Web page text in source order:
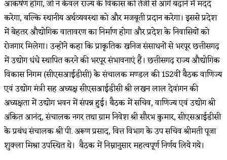
आकर्षण होगा, जो न केवल राज्य के विकास को तेजी से आगे बढ़ाने में मदद
करेगा, बल्कि स्थानीय अर्थव्यवस्था को और मजबूती प्रदान करेगा। इससे प्रदेश
में बेहतर औद्योगिक वातावरण का निर्माण होगा और प्रदेश के निवासियों को
रोजगार मिलेगा। उन्होंने कहा कि प्राकृतिक खनिज संसाधनों से भरपूर छत्तीसगढ़
में उद्योग धंधे स्थापित करने की भरपूर संभावनाएं हैं। छत्तीसगढ़ राज्य औद्योगिक
विकास निगम (सीएसआईडीसी) के संचालक मण्डल की 152वीं बैठक वाणिज्य
एवं उद्योग मंत्री सह अध्यक्ष सीएसआईडीसी श्री लखन लाल देवांगन की
अध्यक्षता में उद्योग भवन में संपन्न हुई। बैठक में सचिव, वाणिज्य एवं उद्योग श्री
अंकित आनंद, संचालक नगर तथा ग्राम निवेश श्री सौरभ कुमार, सीएसआईडीसी
के प्रबंध संचालक श्री पी. अरूण प्रसाद, वित्त विभाग के उप सचिव श्रीमती पूजा
शुक्ला मिश्रा उपस्थित थे। बैठक में निम्नानुसार महत्वपूर्ण निर्णय लिये गये।